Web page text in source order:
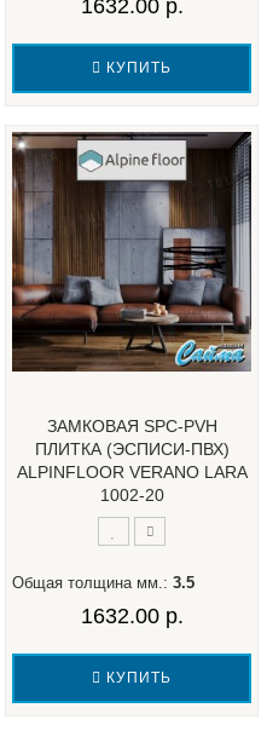
1632.00 р.
КУПИТЬ
ЗАМКОВАЯ SPC-PVH
ПЛИТКА (ЭСПИСИ-ПВХ)
ALPINFLOOR VERANO LARA
1002-20
Общая толщина мм.: 3.5
1632.00 р.
КУПИТЬ